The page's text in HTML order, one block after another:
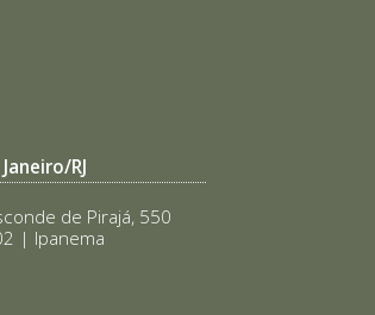
RJ
de Pirajá, 550
| Ipanema